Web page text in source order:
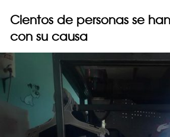
Cientos de personas se
con su causa